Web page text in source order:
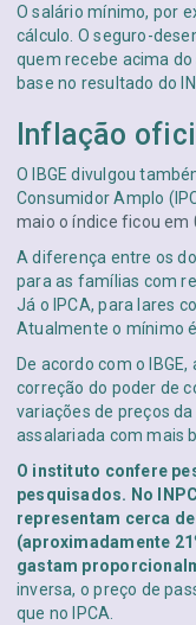
O salário mínimo, por
cálculo. O seguro-
quem recebe acima
base no resultado do
Inflação
O IBGE divulgou
Consumidor Amplo
maio o índice ficou em
A diferença entre os
para as famílias com
Já o IPCA, para lares
Atualmente o mínimo é
De acordo com o
correção do poder de
variações de preços
assalariada com mais
O instituto confere
pesquisados. No
representam cerca
(aproximadamente
gastam
inversa, o preço de
que no IPCA.